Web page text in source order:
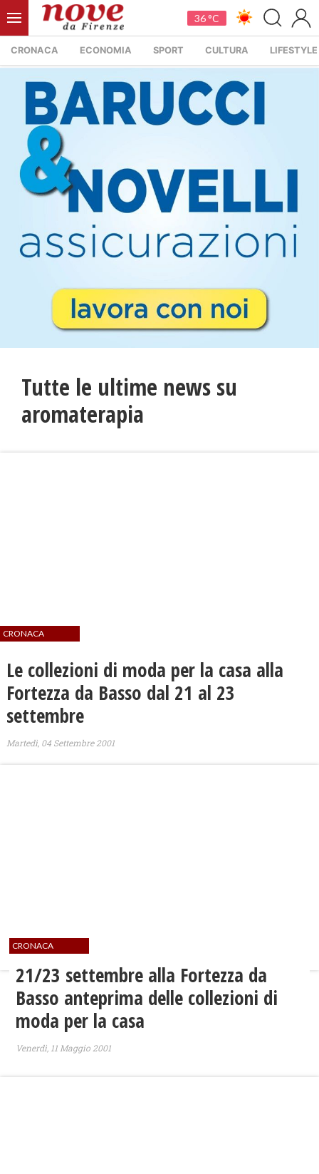
36 °C
CRONACA ECONOMIA SPORT CULTURA LIFESTYLE
Tutte le ultime news su
aromaterapia
CRONACA
Le collezioni di moda per la casa alla
Fortezza da Basso dal 21 al 23
settembre
Martedì, 04 Settembre 2001
CRONACA
21/23 settembre alla Fortezza da
Basso anteprima delle collezioni di
moda per la casa
Venerdì, 11 Maggio 2001